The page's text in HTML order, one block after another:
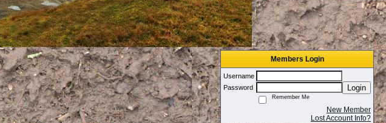
Members Login
Username
Password
Login
Remember Me
New Member
Lost Account Info?